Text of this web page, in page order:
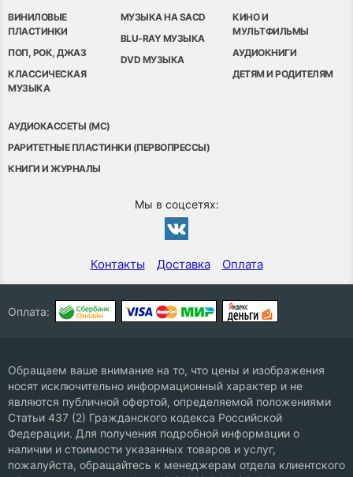
ВИНИЛОВЫЕ
ПЛАСТИНКИ
ПОП, РОК, ДЖАЗ
КЛАССИЧЕСКАЯ
МУЗЫКА
МУЗЫКА НА SACD
BLU-RAY МУЗЫКА
DVD МУЗЫКА
КИНО И
МУЛЬТФИЛЬМЫ
АУДИОКНИГИ
ДЕТЯМ И РОДИТЕЛЯМ
АУДИОКАССЕТЫ (MC)
РАРИТЕТНЫЕ ПЛАСТИНКИ (ПЕРВОПРЕССЫ)
КНИГИ И ЖУРНАЛЫ
Мы в соцсетях:
Контакты Доставка Оплата
Оплата:
Обращаем ваше внимание на то, что цены и изображения
носят исключительно информационный характер и не
являются публичной офертой, определяемой положениями
Статьи 437 (2) Гражданского кодекса Российской
Федерации. Для получения подробной информации о
наличии и стоимости указанных товаров и услуг,
пожалуйста, обращайтесь к менеджерам отдела клиентского